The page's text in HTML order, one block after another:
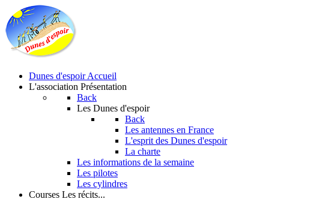
Dunes d'espoir Accueil
L'association Présentation
Back
Les Dunes d'espoir
Back
Les antennes en France
L'esprit des Dunes d'espoir
La charte
Les informations de la semaine
Les pilotes
Les cylindres
Courses Les récits...